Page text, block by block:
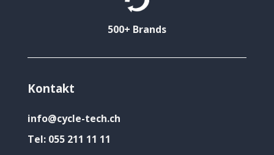
500+ Brands
Kontakt
info@cycle-tech.ch
Tel: 055 211 11 11